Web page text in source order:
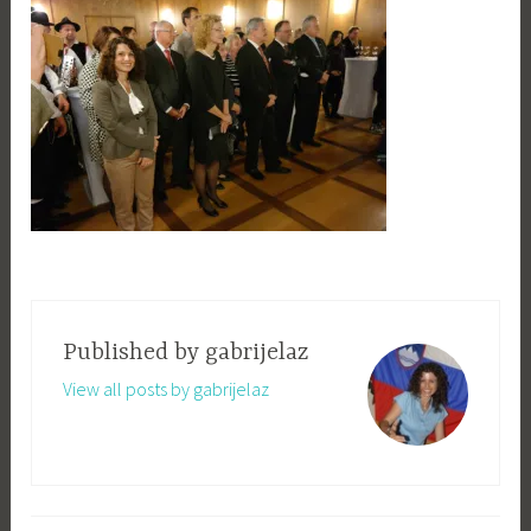
Published by gabrijelaz
View all posts by gabrijelaz